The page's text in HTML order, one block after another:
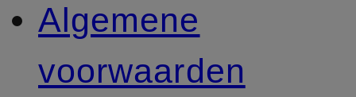
Algemene
voorwaarden